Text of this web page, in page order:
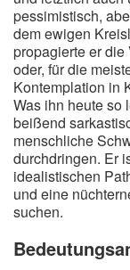
pessimistisch,
dem ewigen
propagierte er
oder, für die
Kontemplation in
Was ihn heute so
beißend
menschliche
durchdringen. Er
idealistischen
und eine
suchen.